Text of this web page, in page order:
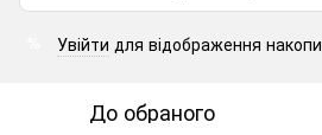
Увійти для відображення
До обраного